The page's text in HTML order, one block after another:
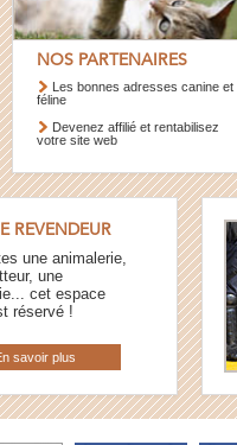
NOS PARTENAIRES
Les bonnes adresses canine et
féline
Devenez affilié et rentabilisez
votre site web
REVENDEUR
une animalerie,
une
cet espace
réservé !
savoir plus